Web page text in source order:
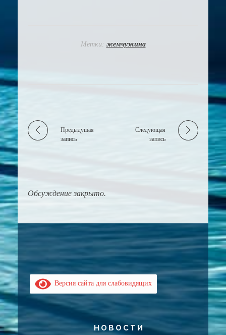
Метки: жемчужина
Предыдущая
запись
Следующая
запись
Обсуждение закрыто.
Версия сайта для слабовидящих
НОВОСТИ